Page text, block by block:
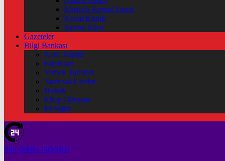
Mustafa Kemal Yonat
Neval Kütük
Şirvan Yüce
Gazeteler
Bilgi Bankası
Nasıl Yapılır
Faydaları
Yemek Tarifleri
Tarımsal Üretim
Hukuk
Kitap Dünyası
Mesajlar
Son dakika haberleri